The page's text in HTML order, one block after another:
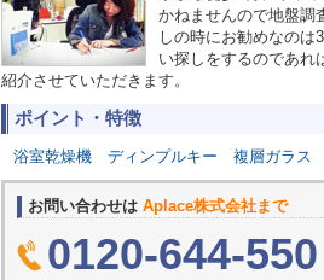
かねませんので地盤調
しの時にお勧めなのは
い探しをするのであれ
紹介させていただきます。
ポイント・特徴
浴室乾燥機 ディンプルキー 複層ガラス
お問い合わせは Aplace株式会社まで
0120-644-550